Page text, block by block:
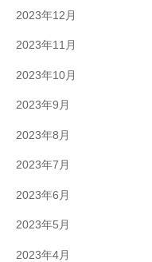
2023年12月
2023年11月
2023年10月
2023年9月
2023年8月
2023年7月
2023年6月
2023年5月
2023年4月